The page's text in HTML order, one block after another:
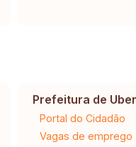
Prefeitura de
Portal do Cidadão
Vagas de emprego